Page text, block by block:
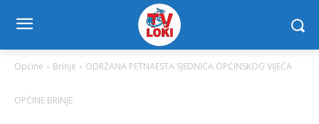
Općine Brinje ODRŽANA PETNAESTA SJEDNICA OPĆINSKOG VIJEĆA
OPĆINE BRINJE